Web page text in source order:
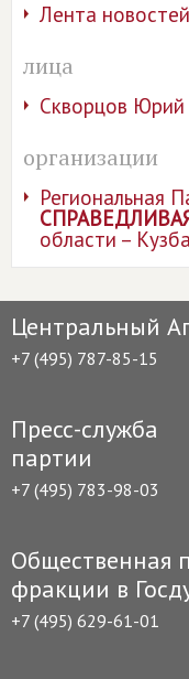
Лента новостей
лица
Скворцов
организации
Региональная
области –
Центральный
+7 (495) 787-85-15
Пресс-служба
партии
+7 (495) 783-98-03
Общественная
фракции в
+7 (495) 629-61-01